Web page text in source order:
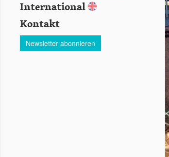
International
Kontakt
Newsletter abonnieren